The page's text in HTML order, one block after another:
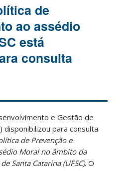
de
ao assédio
está
consulta
e Gestão de
para consulta
de Prevenção e
Moral no âmbito da
Santa Catarina (UFSC). O